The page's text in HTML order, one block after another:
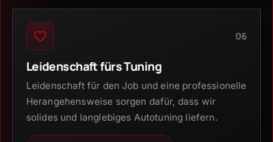
06
Leidenschaft fürs Tuning
Leidenschaft für den Job und eine professionelle
Herangehensweise sorgen dafür, dass wir
solides und langlebiges Autotuning liefern.